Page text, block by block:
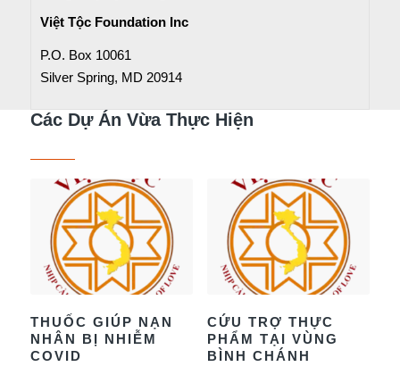
Việt Tộc Foundation Inc
P.O. Box 10061
Silver Spring, MD 20914
Các Dự Án Vừa Thực Hiện
THUỐC GIÚP NẠN
NHÂN BỊ NHIỄM
COVID
CỨU TRỢ THỰC
PHẨM TẠI VÙNG
BÌNH CHÁNH